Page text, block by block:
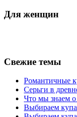
Для женщин
Свежие темы
Романтичные
Серьги в
Что мы знаем о
Выбираем